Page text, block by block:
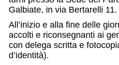
Galbiate, in via Bertarelli 11.
All’inizio e alla fine delle
accolti e riconsegnanti ai
con delega scritta e
d’identità).